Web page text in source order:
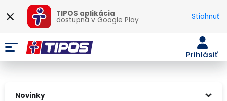
TIPOS aplikácia
dostupná vGoogle Play Stiahnuť
Prihlásiť
Novinky